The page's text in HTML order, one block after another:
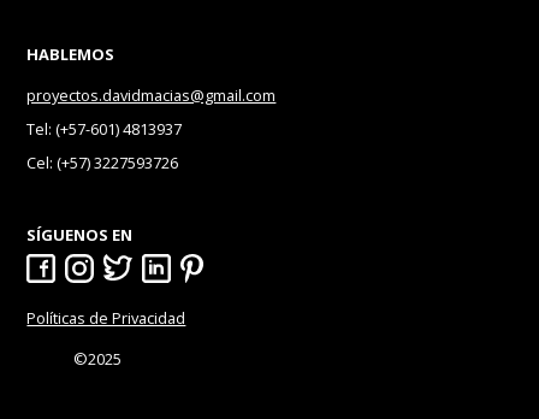
HABLEMOS
proyectos.davidmacias@gmail.com
Tel: (+57-601) 4813937
Cel: (+57) 3227593726
SÍGUENOS EN
Políticas de Privacidad
©2025